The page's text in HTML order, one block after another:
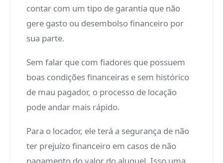
contar com um tipo de garantia que não
gere gasto ou desembolso financeiro por
sua parte.
Sem falar que com fiadores que possuem
boas condições financeiras e sem histórico
de mau pagador, o processo de locação
pode andar mais rápido.
Para o locador, ele terá a segurança de não
ter prejuízo financeiro em casos de não